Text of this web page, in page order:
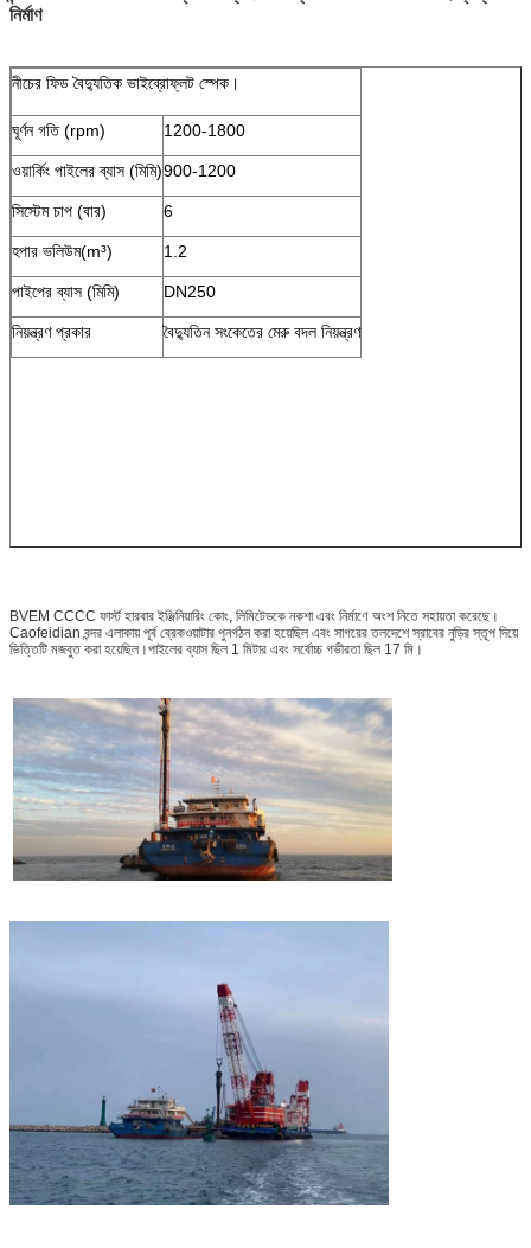
নির্মাণ
নীচের ফিড বৈদ্যুতিক ভাইব্রোফ্লট স্পেক।
ঘূর্ণন গতি (rpm) 1200-1800
ওয়ার্কিং পাইলের ব্যাস (মিমি)900-1200
সিস্টেম চাপ (বার) 6
হপার ভলিউম(m³) 1.2
পাইপের ব্যাস (মিমি) DN250
নিয়ন্ত্রণ প্রকার বৈদ্যুতিন সংকেতের মেরু বদল নিয়ন্ত্রণ
BVEM CCCC ফার্স্ট হারবার ইঞ্জিনিয়ারিং কোং, লিমিটেডকে নকশা এবং নির্মাণে অংশ নিতে সহায়তা করেছে।
Caofeidian বন্দর এলাকায় পূর্ব ব্রেকওয়াটার পুনর্গঠন করা হয়েছিল এবং সাগরের তলদেশে স্রাবের নুড়ির স্তূপ দিয়ে
ভিত্তিটি মজবুত করা হয়েছিল।পাইলের ব্যাস ছিল 1 মিটার এবং সর্বোচ্চ গভীরতা ছিল 17 মি।